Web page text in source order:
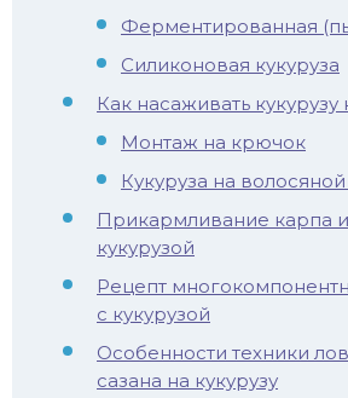
Ферментированная
Силиконовая кукуруза
Как насаживать кукурузу
Монтаж на крючок
Кукуруза на
Прикармливание карпа и
кукурузой
Рецепт
с кукурузой
Особенности техники
сазана на кукурузу